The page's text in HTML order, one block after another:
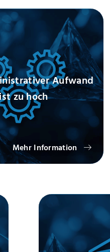
Aufwand
ist zu hoch
Mehr Information